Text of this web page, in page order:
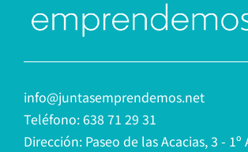
info@juntasemprendemos.net
Teléfono: 638 71 29 31
Dirección: Paseo de las Acacias, 3 - 1º